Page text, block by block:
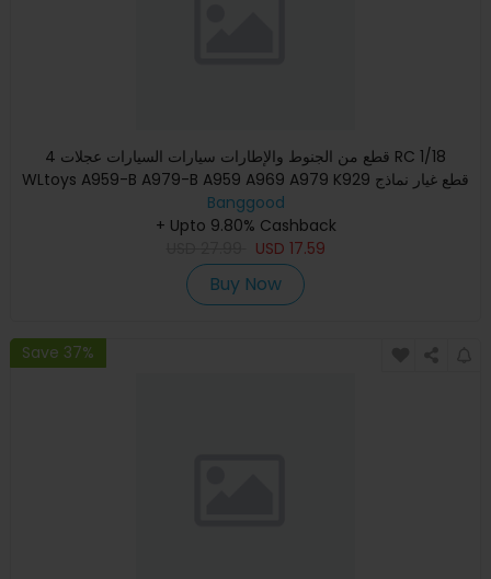
4 قطع من الجنوط والإطارات سيارات السيارات عجلات RC 1/18
WLtoys A959-B A979-B A959 A969 A979 K929 قطع غيار نماذج
المركبات
Banggood
+ Upto 9.80% Cashback
USD 17.59
Buy Now
Save 37%